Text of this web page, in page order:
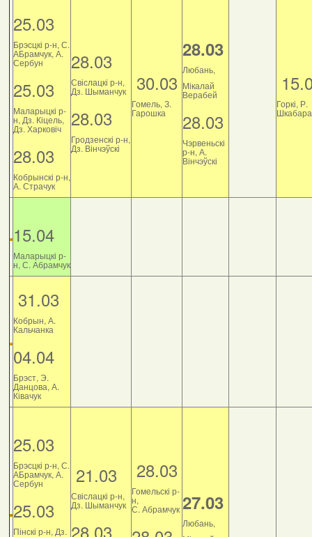
25.03
Брэсцкі р-н, С.
АБрамчук, А.
Сербун
25.03
Маларыцкі р-
н, Дз. Кіцель,
Дз. Харковіч
28.03
Кобрынскі р-н,
А. Страчук
28.03
Свіслацкі р-н,
Дз. Шыманчук
28.03
Гродзенскі р-н,
Дз. Вінчэўскі
30.03
Гомель, З.
Гарошка
28.03
Любань,
Мікалай
Верабей
28.03
Чэрвеньскі
р-н, А.
Вінчэўскі
Горкі, Р.
Шкабара
15.04
Маларыцкі р-
н, С. Абрамчук
31.03
Кобрын, А.
Кальчанка
04.04
Брэст, Э.
Данцова, А.
Ківачук
25.03
Брэсцкі р-н, С.
АБрамчук, А.
Сербун
25.03
Пінскі р-н, Дз.
21.03
Свіслацкі р-н,
Дз. Шыманчук
28.03
28.03
Гомельскі р-
н,
С. Абрамчук 27.03
Любань,